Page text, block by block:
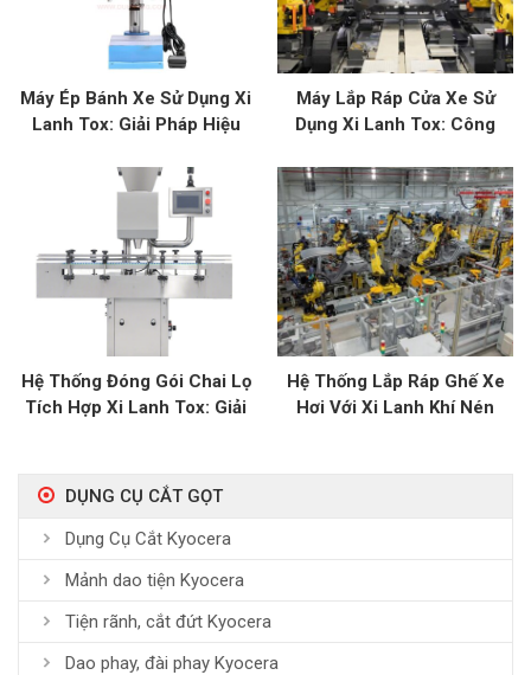
Máy Ép Bánh Xe Sử Dụng Xi
Lanh Tox: Giải Pháp Hiệu
Máy Lắp Ráp Cửa Xe Sử
Dụng Xi Lanh Tox: Công
Tô
Hệ Thống Đóng Gói Chai Lọ
Tích Hợp Xi Lanh Tox: Giải
Hệ Thống Lắp Ráp Ghế Xe
Hơi Với Xi Lanh Khí Nén
DỤNG CỤ CẮT GỌT
Dụng Cụ Cắt Kyocera
Mảnh dao tiện Kyocera
Tiện rãnh, cắt đứt Kyocera
Dao phay, đài phay Kyocera